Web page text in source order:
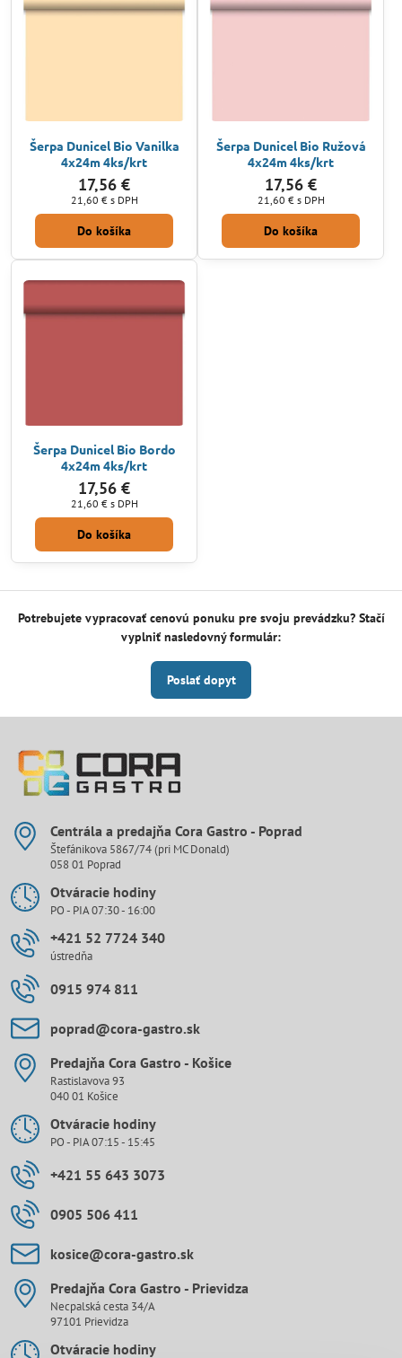
Šerpa Dunicel Bio Vanilka
4x24m 4ks/krt
17,56 €
21,60 € s DPH
Do košíka
Šerpa Dunicel Bio Ružová
4x24m 4ks/krt
17,56 €
21,60 € s DPH
Do košíka
Šerpa Dunicel Bio Bordo
4x24m 4ks/krt
17,56 €
21,60 € s DPH
Do košíka
Potrebujete vypracovať cenovú ponuku pre svoju prevádzku? Stačí
vyplniť nasledovný formulár:
Poslať dopyt
Centrála a predajňa Cora Gastro - Poprad
Štefánikova 5867/74 (pri MC Donald)
058 01 Poprad
Otváracie hodiny
PO - PIA 07:30 - 16:00
+421 52 7724 340
ústredňa
0915 974 811
poprad​@cora-gastro​.sk
Predajňa Cora Gastro - Košice
Rastislavova 93
040 01 Košice
Otváracie hodiny
PO - PIA 07:15 - 15:45
+421 55 643 3073
0905 506 411
kosice​@cora-gastro​.sk
Predajňa Cora Gastro - Prievidza
Necpalská cesta 34/A
97101 Prievidza
Otváracie hodiny